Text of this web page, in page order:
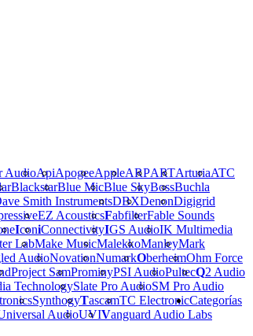
AudioApiApogeeAppleARPARTArturiaATC
BlackstarBlue MicBlue SkyBossBuchla
Smith InstrumentsDBXDenonDigigrid
EZ AcousticsFabfilterFable Sounds
IconiConnectivityIGS AudioIK Multimedia
LabMake MusicMalekkoManleyMark
AudioNovationNumarkOberheimOhm Force
Project SamProminyPSI AudioPultecQ2 Audio
TechnologySlate Pro AudioSM Pro Audio
SynthogyTascamTC Electronic
AudioUVIVanguard Audio Labs
Categorías